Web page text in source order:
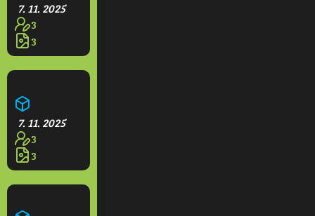
7. 11. 2025
3
3
7. 11. 2025
3
3